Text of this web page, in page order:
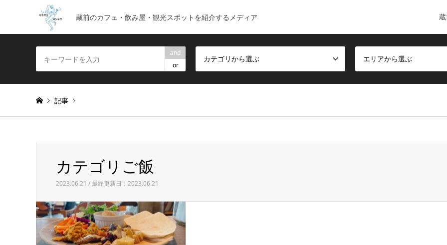
蔵前のカフェ・飲み屋・観光スポットを紹介するメディア
and
or
カテゴリから選ぶ エリアから選ぶ
記事
カテゴリご飯
カテゴリご飯
2023.06.21 / 最終更新日：2023.06.21